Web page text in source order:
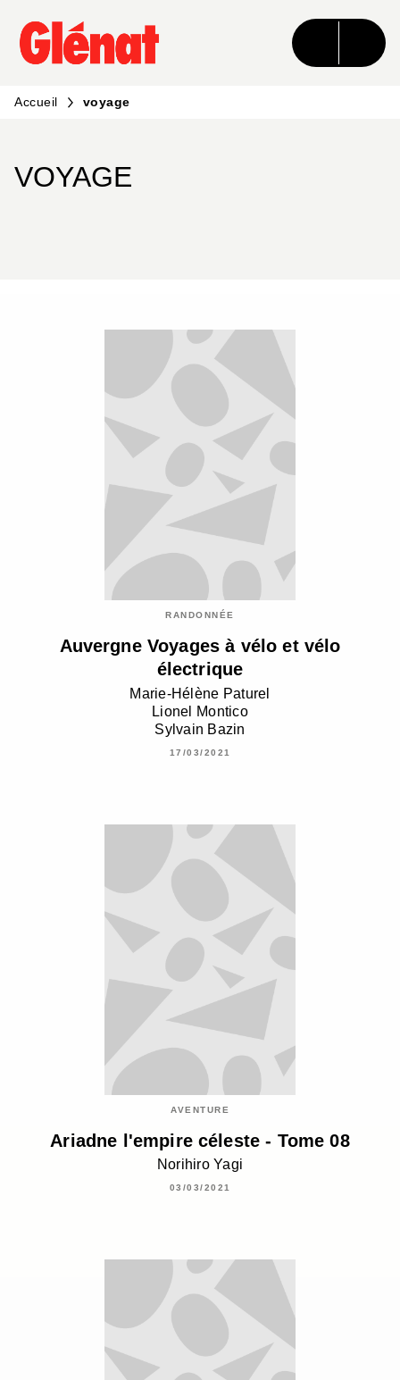
MENU RECHERCHE CONTENU
PIED DE PAGE
Accueil voyage
VOYAGE
RANDONNÉE
Auvergne Voyages à vélo et vélo
électrique
Marie-Hélène Paturel
Lionel Montico
Sylvain Bazin
17/03/2021
AVENTURE
Ariadne l'empire céleste - Tome 08
Norihiro Yagi
03/03/2021